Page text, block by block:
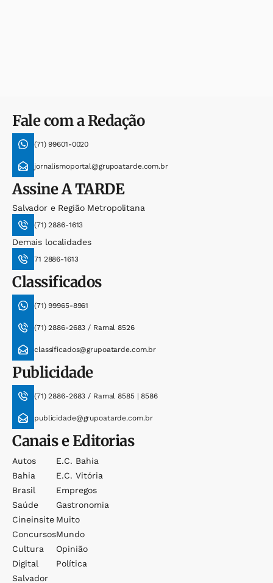
Fale com a Redação
(71) 99601-0020
jornalismoportal@grupoatarde.com.br
AssineA TARDE
Salvador e Região Metropolitana
(71) 2886-1613
Demais localidades
71 2886-1613
Classificados
(71) 99965-8961
(71) 2886-2683 / Ramal 8526
classificados@grupoatarde.com.br
Publicidade
(71) 2886-2683 / Ramal 8585 | 8586
publicidade@grupoatarde.com.br
Canais e Editorias
Autos
Bahia
Brasil
Saúde
Cineinsite
Concursos
Cultura
Digital
Salvador
E.c. Bahia
E.c. Vitória
Empregos
Gastronomia
Muito
Mundo
Opinião
Política